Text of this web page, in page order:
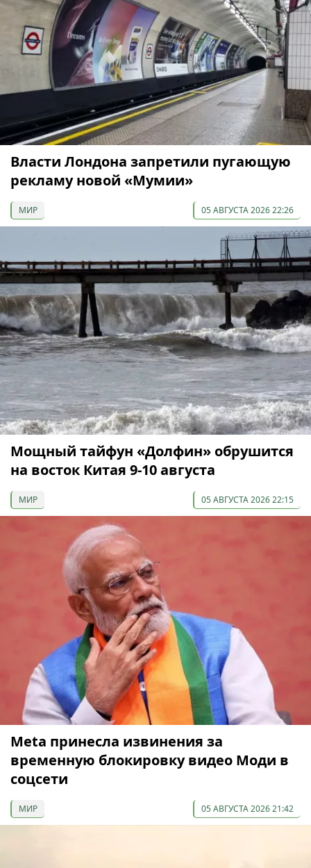
Власти Лондона запретили пугающую
рекламу новой «Мумии»
МИР 05 АВГУСТА 2026 22:26
Мощный тайфун «Долфин» обрушится
на восток Китая 9-10 августа
МИР 05 АВГУСТА 2026 22:15
Meta принесла извинения за
временную блокировку видео Моди в
соцсети
МИР 05 АВГУСТА 2026 21:42